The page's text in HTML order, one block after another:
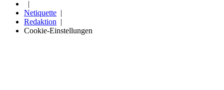
Netiquette
Redaktion
Cookie-Einstellungen